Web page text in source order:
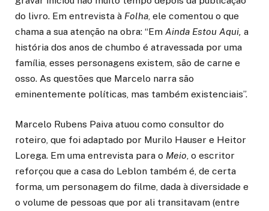
do livro. Em entrevista à Folha , ele comentou o que
chama a sua atenção na obra: “Em Ainda Estou Aqui, a
história dos anos de chumbo é atravessada por uma
família, esses personagens existem, são de carne e
osso. As questões que Marcelo narra são
eminentemente políticas, mas também existenciais”.
Marcelo Rubens Paiva atuou como consultor do
roteiro, que foi adaptado por Murilo Hauser e Heitor
Lorega. Em uma entrevista para o Meio, o escritor
reforçou que a casa do Leblon também é, de certa
forma, um personagem do filme, dada à diversidade e
o volume de pessoas que por ali transitavam (entre